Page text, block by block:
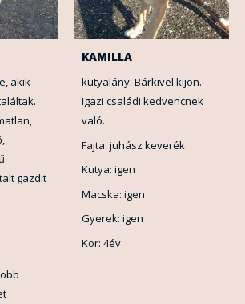
akik
gazdit
KAMILLA
kutyalány. Bárkivel kijön.
Igazi családi kedvencnek
való.
Fajta: juhász keverék
Kutya: igen
Macska: igen
Gyerek: igen
Kor: 4év